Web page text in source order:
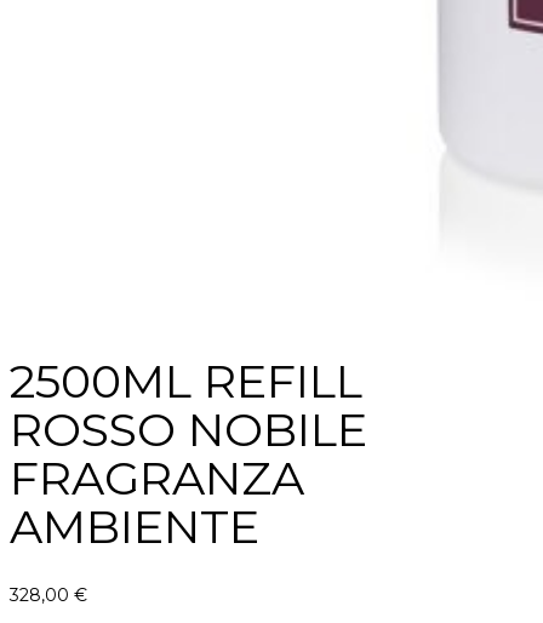
2500ML REFILL
ROSSO NOBILE
FRAGRANZA
AMBIENTE
328,00 €